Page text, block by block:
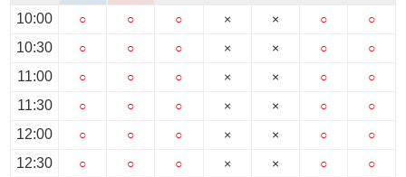
10:00
10:30
11:00
11:30
12:00
12:30
○
○
○
○
○
○
○
○
○
○
○
○
○
○
○
○
○
○
×
×
×
×
×
×
×
×
×
×
×
×
○
○
○
○
○
○
○
○
○
○
○
○